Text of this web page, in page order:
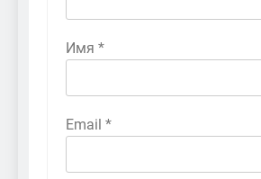
Имя *
Email *